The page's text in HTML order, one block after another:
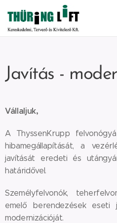
Javítás -
Vállaljuk,
A ThyssenKrupp
hibamegállapítását, a
javítását eredeti és
határidővel.
Személyfelvonók,
emelő berendezések eseti
modernizációját.